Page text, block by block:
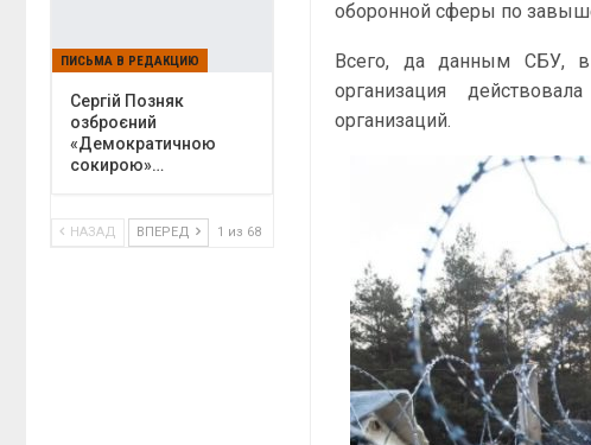
оборонной сферы по
Всего, да данным СБУ, в
организация
организаций.
ПИСЬМА В РЕДАКЦИЮ
Сергій Позняк
озброєний
«Демократичною
сокирою»…
НАЗАД ВПЕРЕД 1 из 68